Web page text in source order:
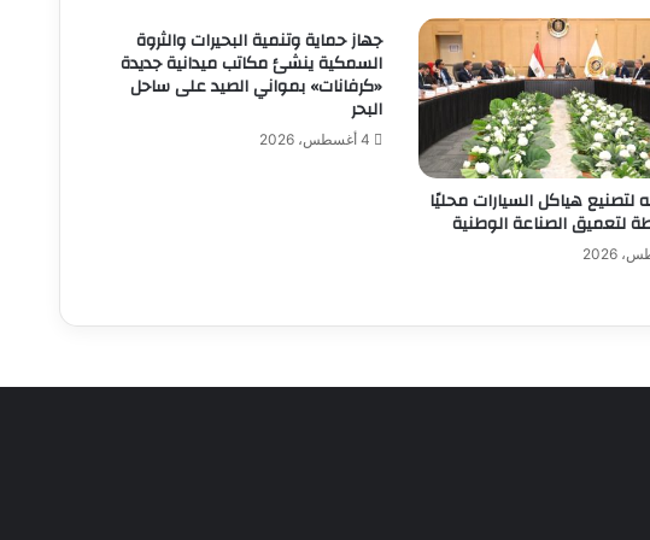
لتصنيع هياكل السيارات محليًا
لتعميق الصناعة الوطنية
جهاز حماية وتنمية البحيرات والثروة
السمكية ينشئ مكاتب ميدانية جديدة
«كرفانات» بمواني الصيد على ساحل
البحر
4 أغسطس، 2026